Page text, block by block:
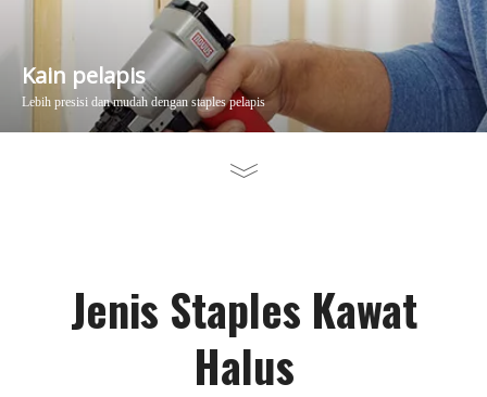
Kain pelapis
Lebih presisi dan mudah dengan staples pelapis
Jenis Staples Kawat
Halus